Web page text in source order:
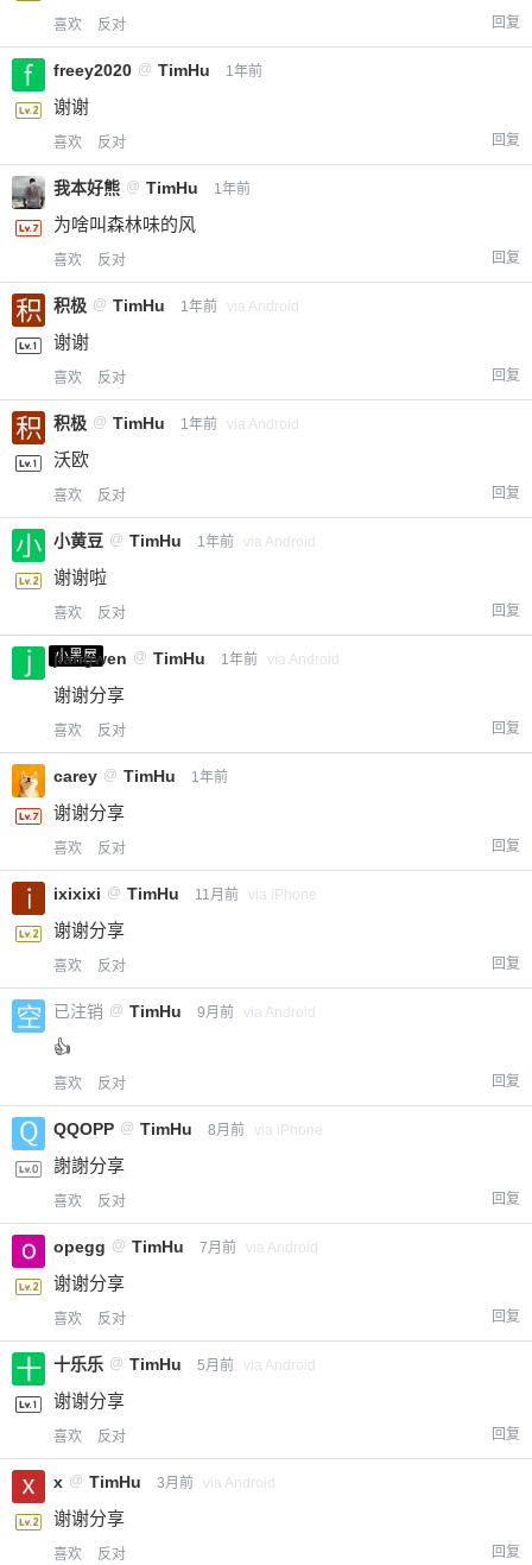
喜欢 反对 回复
freey2020 @ TimHu 1年前
谢谢
喜欢 反对 回复
我本好熊 @ TimHu 1年前
为啥叫森林味的风
喜欢 反对 回复
积极 @ TimHu 1年前 via Android
谢谢
喜欢 反对 回复
积极 @ TimHu 1年前 via Android
沃欧
喜欢 反对 回复
小黄豆 @ TimHu 1年前 via Android
谢谢啦
喜欢 反对 回复
小黑屋
jiangwen @ TimHu 1年前 via Android
谢谢分享
喜欢 反对 回复
carey @ TimHu 1年前
谢谢分享
喜欢 反对 回复
ixixixi @ TimHu 11月前 via iPhone
谢谢分享
喜欢 反对 回复
已注销 @ TimHu 9月前 via Android
👍
喜欢 反对 回复
QQOPP @ TimHu 8月前 via iPhone
謝謝分享
喜欢 反对 回复
opegg @ TimHu 7月前 via Android
谢谢分享
喜欢 反对 回复
十乐乐 @ TimHu 5月前 via Android
谢谢分享
喜欢 反对 回复
x @ TimHu 3月前 via Android
谢谢分享
喜欢 反对 回复